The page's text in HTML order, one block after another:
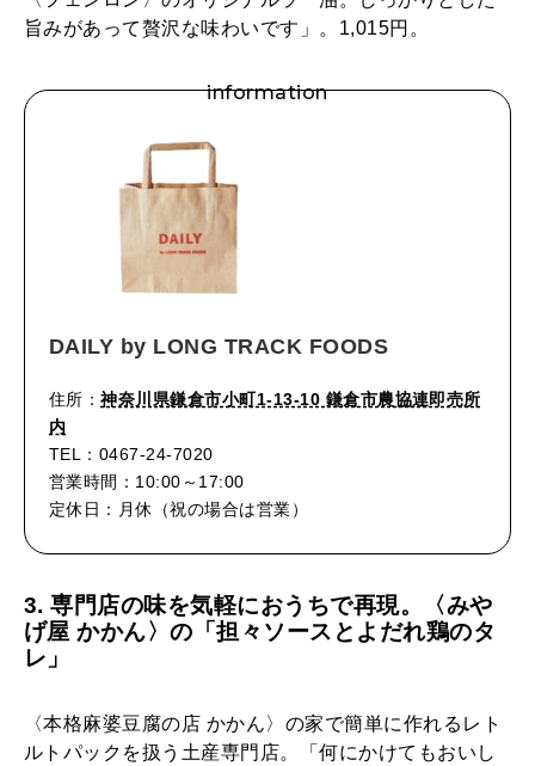
旨みがあって贅沢な味わいです」。1,015円。
information
DAILY by LONG TRACK FOODS
住所：神奈川県鎌倉市小町1-13-10 鎌倉市農協連即売所
内
TEL：0467-24-7020
営業時間：10:00～17:00
定休日：月休（祝の場合は営業）
3. 専門店の味を気軽におうちで再現。〈みや
げ屋 かかん〉の「担々ソースとよだれ鶏のタ
レ」
〈本格麻婆豆腐の店 かかん〉の家で簡単に作れるレト
ルトパックを扱う土産専門店。「何にかけてもおいし